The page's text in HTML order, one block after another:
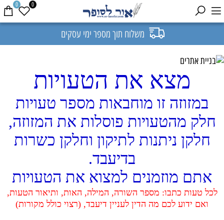
משלוח תוך מספר ימי עסקים
0 0
מצא את הטעויות
במזוזה זו מוחבאות מספר טעויות
חלק מהטעויות פוסלות את המזוזה,
חלקן ניתנות לתיקון וחלקן כשרות
בדיעבד.
אתם מוזמנים למצוא את הטעויות
לכל טעות כתבו: מספר השורה, המילה, האות, ותיאור הטעות,
ואם ידוע לכם מה הדין לעניין דיעבד, (רצוי כולל מקורות)